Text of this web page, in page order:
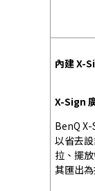
內建 X-
X-Sign
BenQ
以省去
拉、擺
其匯出